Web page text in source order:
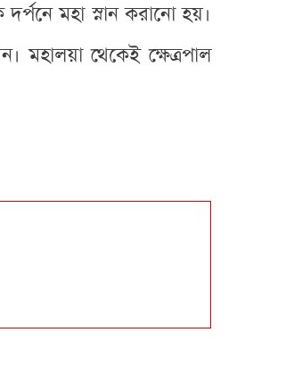
মহা স্নান করানো হয়।
মহালয়া থেকেই ক্ষেত্রপাল